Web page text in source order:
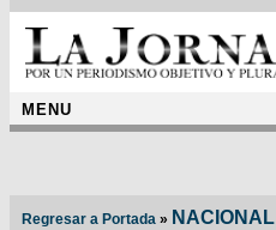
MENU
Regresar a Portada » NACIONAL